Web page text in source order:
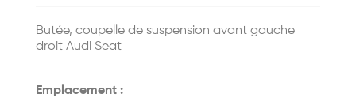
Butée, coupelle de suspension avant gauche
droit Audi Seat
Emplacement :